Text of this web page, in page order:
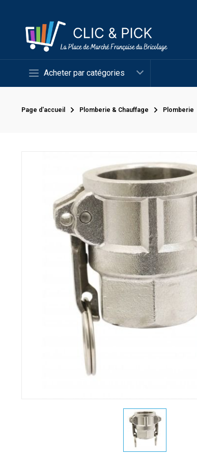
Acheter par catégories
Page d'accueil Plomberie & Chauffage Plomberie